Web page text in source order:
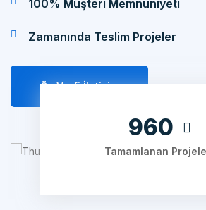
Zamanında Teslim Projeler
Tamamlanan Projeler